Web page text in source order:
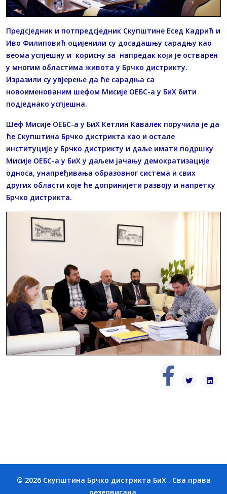
Предсједник и потпредсједник Скупштине Есед Кадрић и
Иво Филиповић оцијенили су досадашњу сарадњу као
веома успјешну и корисну за напредак који је остварен
у многим областима живота у Брчко дистрикту.
Изразили су увјерење да ће сарадња са
новоименованим шефом Мисије ОЕБС-а у БиХ бити
подједнако успјешна.
Шеф Мисије ОЕБС-а у БиХ Кетлин Кавалек поручила је да
ће Скупштина Брчко дистрикта као и остале
институције у Брчко дистрикту и даље имати подршку
Мисије ОЕБС-а у БиХ у даљем јачању демократизације
односа, унапређивања образовног система и свих
других области које ће допринијети развоју и напретку
Брчко дистрикта.
© 2026 Скупштина Брчко дистрикта БиХ . Сва права